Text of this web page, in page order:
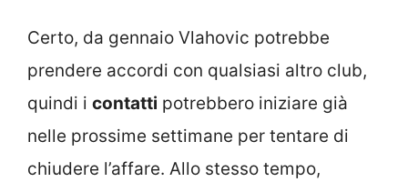
Certo, da gennaio Vlahovic potrebbe
prendere accordi con qualsiasi altro club,
quindi i contatti potrebbero iniziare già
nelle prossime settimane per tentare di
chiudere l’affare. Allo stesso tempo,